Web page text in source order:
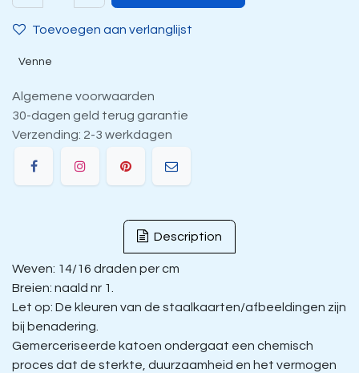
Toevoegen aan verlanglijst
Venne
Algemene voorwaarden
30-dagen geld terug garantie
Verzending: 2-3 werkdagen
Description
Weven: 14/16 draden per cm
Breien: naald nr 1.
Let op: De kleuren van de staalkaarten/afbeeldingen zijn
bij benadering.
Gemerceriseerde katoen ondergaat een chemisch
proces dat de sterkte, duurzaamheid en het vermogen